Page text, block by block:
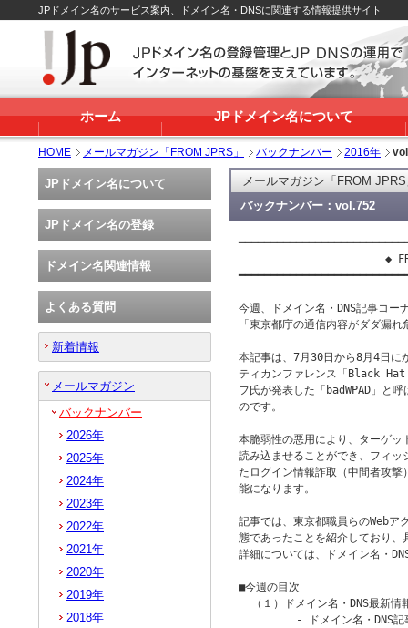
JPドメイン名のサービス案内、ドメイン名・DNSに関連する情報提供サイト
ホーム JPドメイン名について
HOME メールマガジン「FROM JPRS」 バックナンバー 2016年
メールマガジン「FROM
バックナンバー：vol.752
◆
今週、ドメイン名・DNS記事コー
「東京都庁の通信内容がダダ漏
本記事は、7月30日から8月4日に
ティカンファレンス「Black Hat
フ氏が発表した「badWPAD」と
のです。
本脆弱性の悪用により、ターゲ
読み込ませることができ、フィ
たログイン情報詐取（中間者攻
能になります。
記事では、東京都職員らのWebア
態であったことを紹介しており
詳細については、ドメイン名・
■今週の目次
（１）ドメイン名・DNS最新情
- ドメイン名・DNS記
JPドメイン名について
JPドメイン名の登録
ドメイン名関連情報
よくある質問
新着情報
メールマガジン
バックナンバー
2026年
2025年
2024年
2023年
2022年
2021年
2020年
2019年
2018年